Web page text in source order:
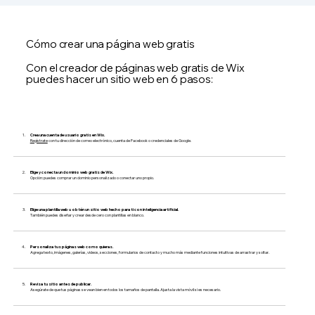
Cómo crear una página web gratis
Con el creador de páginas web gratis de Wix
puedes hacer un sitio web en 6 pasos:
Crea una cuenta de usuario gratis en Wix.
Regístratecon tu dirección de correo electrónico, cuenta de Facebook o credenciales de Google.
Elige y conecta un dominio web gratis de Wix.
Opción: puedes comprar un dominio personalizado o conectar uno propio.
Elige una plantilla web u obtén un sitio web hecho para ti con inteligencia artificial.
También puedes diseñar y crear desde cero con plantillas en blanco.
Personaliza tus páginas web como quieras.
Agrega texto, imágenes, galerías, videos, secciones, formularios de contacto y mucho más mediante funciones intuitivas de arrastrar y soltar.
Revisa tu sitio antes de publicar.
Asegúrate de que tus páginas se vean bien en todos los tamaños de pantalla. Ajusta la vista móvil si es necesario.